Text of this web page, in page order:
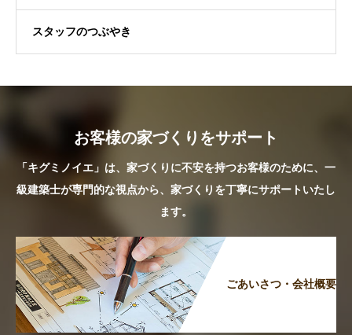
スタッフのつぶやき
お客様の家づくりをサポート
「キグミノイエ」は、家づくりに不安を持つお客様のために、一
級建築士が専門的な視点から、家づくりを丁寧にサポートいたし
ます。
ごあいさつ・会社概要